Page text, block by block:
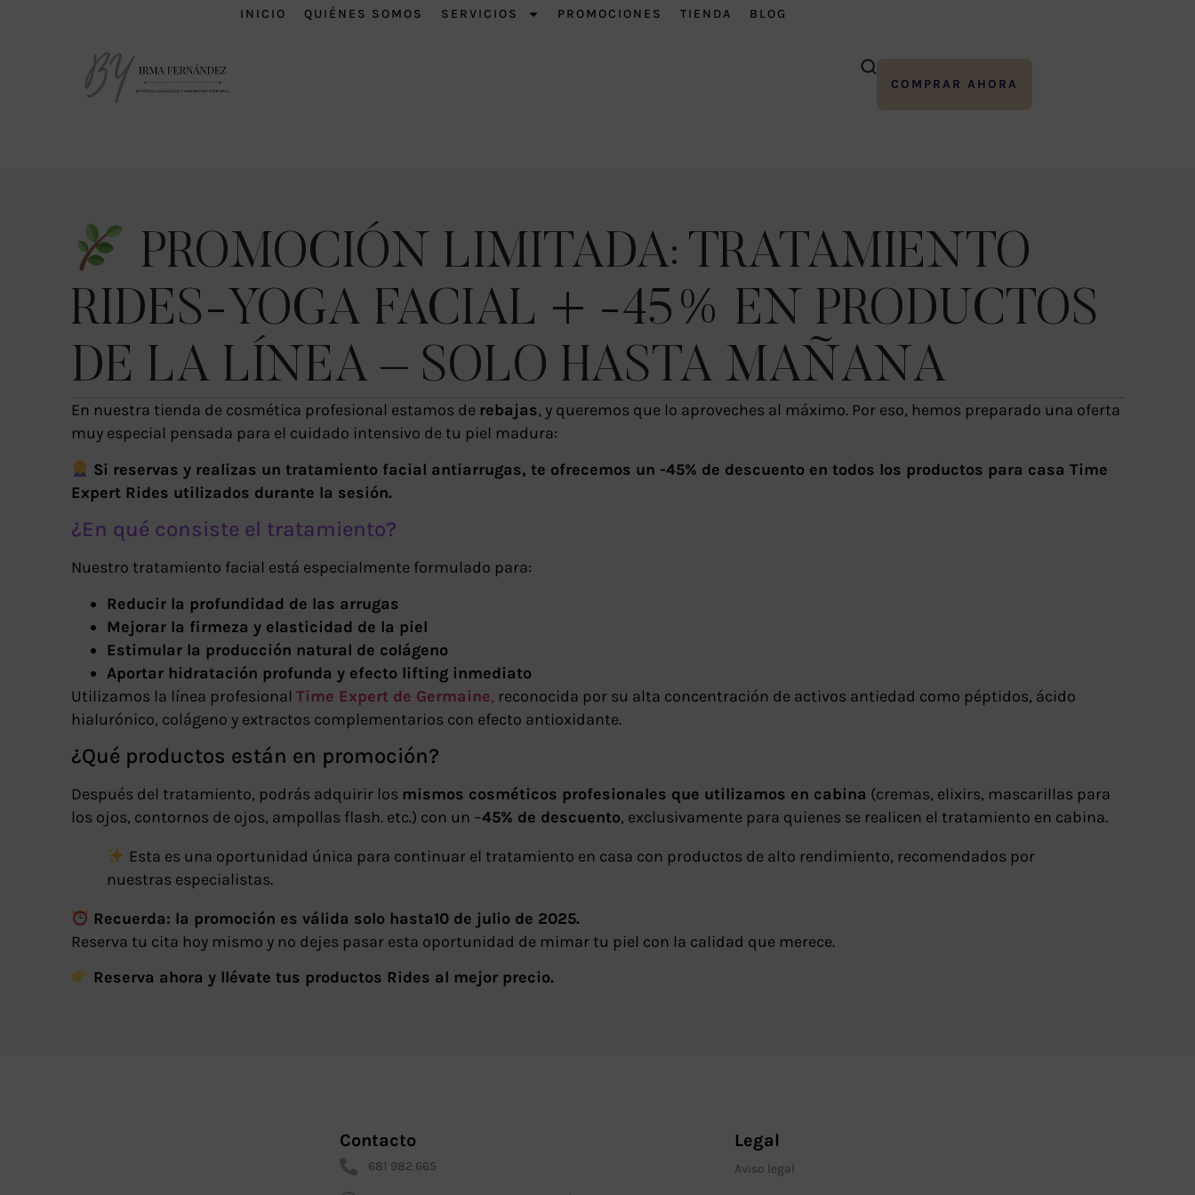
INICIO QUIÉNES SOMOS SERVICIOS PROMOCIONES TIENDA BLOG
COMPRAR AHORA
PROMOCIÓN LIMITADA: TRATAMIENTO
RIDES-YOGA FACIAL + -45% EN PRODUCTOS
DE LA LÍNEA – SOLO HASTA MAÑANA
En nuestra tienda de cosmética profesional estamos de rebajas, y queremos que lo aproveches al máximo. Por eso, hemos preparado una oferta
muy especial pensada para el cuidado intensivo de tu piel madura:
Si reservas y realizas un tratamiento facial antiarrugas, te ofrecemos un -45% de descuento en todos los productos para casa Time
Expert Rides utilizados durante la sesión.
¿En qué consiste el tratamiento?
Nuestro tratamiento facial está especialmente formulado para:
Reducir la profundidad de las arrugas
Mejorar la firmeza y elasticidad de la piel
Estimular la producción natural de colágeno
Aportar hidratación profunda y efecto lifting inmediato
Utilizamos la línea profesional Time Expert de Germaine, reconocida por su alta concentración de activos antiedad como péptidos, ácido
hialurónico, colágeno y extractos complementarios con efecto antioxidante.
¿Qué productos están en promoción?
Después del tratamiento, podrás adquirir los mismos cosméticos profesionales que utilizamos en cabina (cremas, elixirs, mascarillas para
los ojos, contornos de ojos, ampollas flash. etc.) con un –45% de descuento, exclusivamente para quienes se realicen el tratamiento en cabina.
Esta es una oportunidad única para continuar el tratamiento en casa con productos de alto rendimiento, recomendados por
nuestras especialistas.
Recuerda: la promoción es válida solo hasta10 de julio de 2025.
Reserva tu cita hoy mismo y no dejes pasar esta oportunidad de mimar tu piel con la calidad que merece.
Reserva ahora y llévate tus productos Rides al mejor precio.
Contacto
681 982 665
Legal
Aviso legal